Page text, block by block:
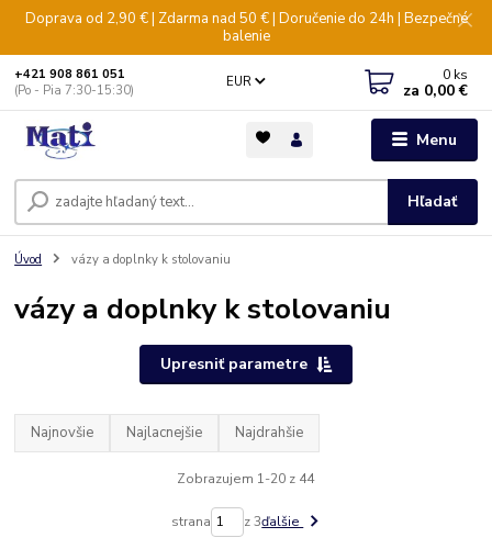
Doprava od 2,90 € | Zdarma nad 50 € | Doručenie do 24h | Bezpečné
balenie
Menu
EUR
Hľadať
+421 908 861 051
(Po - Pia 7:30-15:30)
0 ks
za 0,00 €
Úvod vázy a doplnky k stolovaniu
vázy a doplnky k stolovaniu
Upresniť parametre
Najnovšie Najlacnejšie Najdrahšie
Zobrazujem 1-20 z 44
strana z 3ďalšie